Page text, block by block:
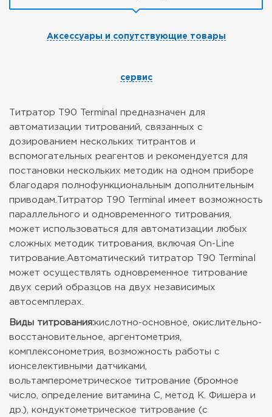
Аксессуары и сопутствующие товары
сервис
Титратор T90 Terminal предназначен для
автоматизации титрований, связанных с
дозированием нескольких титрантов и
вспомогательных реагентов и рекомендуется для
постановки нескольких методик на одном приборе
благодаря полнофункциональным дополнительным
приводам.
Титратор T90 Terminal имеет возможность
параллельного и одновременного титрования,
может использоваться для автоматизации любых
сложных методик титрования, включая On-Line
титрование. Автоматический титратор Т90 Terminal
может осуществлять одновременное титрование
двух серий образцов на двух независимых
автосемплерах.
Виды титрования:кислотно-основное, окислительно-
восстановительное, аргентометрия,
комплексонометрия, возможность работы с
ионселективными датчиками,
вольтамперометрическое титрование (бромное
число, определение витамина С, метод К. Фишера и
др.), кондуктометрическое титрование (с